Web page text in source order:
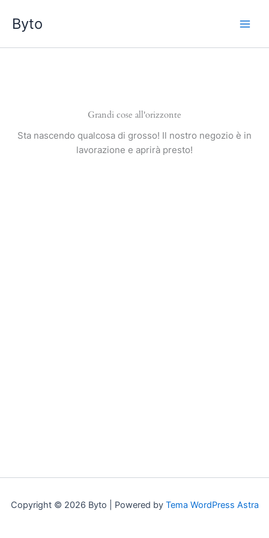
contenuto
Byto
Grandi cose all'orizzonte
Sta nascendo qualcosa di grosso! Il nostro negozio è in
lavorazione e aprirà presto!
Copyright © 2026 Byto | Powered by Tema WordPress Astra